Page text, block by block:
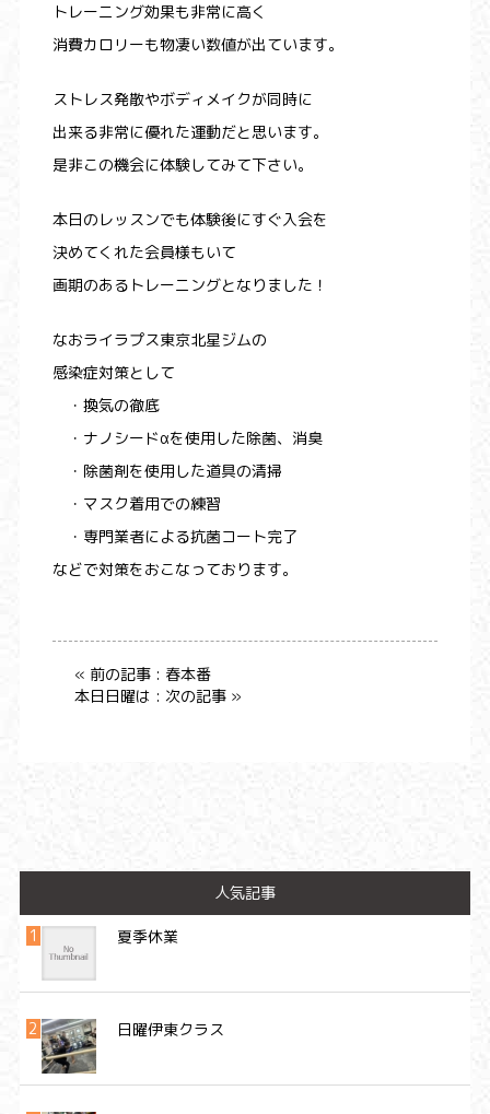
トレーニング効果も非常に高く
消費カロリーも物凄い数値が出ています。
ストレス発散やボディメイクが同時に
出来る非常に優れた運動だと思います。
是非この機会に体験してみて下さい。
本日のレッスンでも体験後にすぐ入会を
決めてくれた会員様もいて
画期のあるトレーニングとなりました！
なおライラプス東京北星ジムの
感染症対策として
・換気の徹底
・ナノシードαを使用した除菌、消臭
・除菌剤を使用した道具の清掃
・マスク着用での練習
・専門業者による抗菌コート完了
などで対策をおこなっております。
« 前の記事 : 春本番
本日日曜は : 次の記事 »
人気記事
夏季休業
日曜伊東クラス